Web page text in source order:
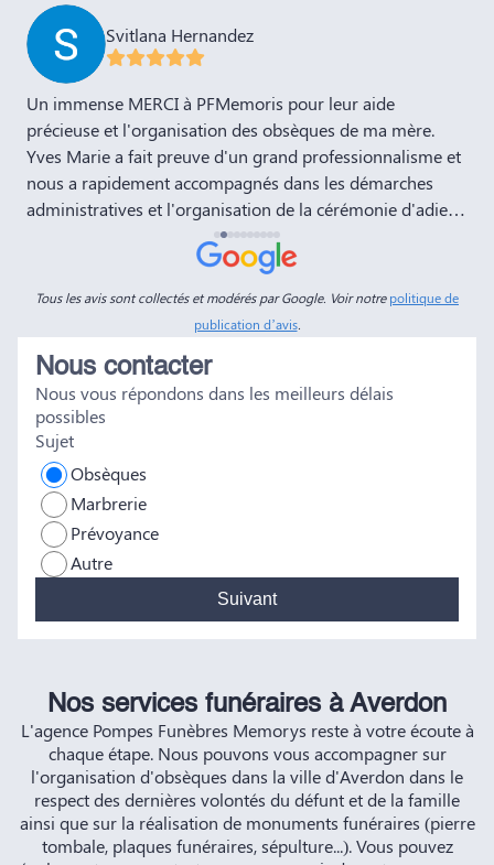
Svitlana Hernandez
Un immense MERCI à PFMemoris pour leur aide
précieuse et l'organisation des obsèques de ma mère.
Yves Marie a fait preuve d'un grand professionnalisme et
nous a rapidement accompagnés dans les démarches
administratives et l'organisation de la cérémonie d'adieu.
Nous souhaitons à votre entreprise prospérité et succès
et la recommandons vivement à tous nos amis et
connaissances. Dans ces moments de deuil, des
personnes comme Yves Marie et Dimitry sont d'un grand
réconfort, et c'est un véritable soulagement de savoir que
tout a été fait dans les règles. Tous nos vœux de réussite à
vous et à vos futurs clients. Cordialement famille
HERNANDEZ
Tous les avis sont collectés et modérés par Google. Voir notrepolitique de
publication d’avis.
Nous contacter
Nous vous répondons dans les meilleurs délais
possibles
Sujet
Obsèques
Marbrerie
Prévoyance
Autre
Suivant
Nos services funéraires à Averdon
L'agence Pompes Funèbres Memorys reste à votre écoute à
chaque étape. Nous pouvons vous accompagner sur
l'organisation d'obsèques dans la ville d'Averdon dans le
respect des dernières volontés du défunt et de la famille
ainsi que sur la réalisation de monuments funéraires (pierre
tombale, plaques funéraires, sépulture...). Vous pouvez